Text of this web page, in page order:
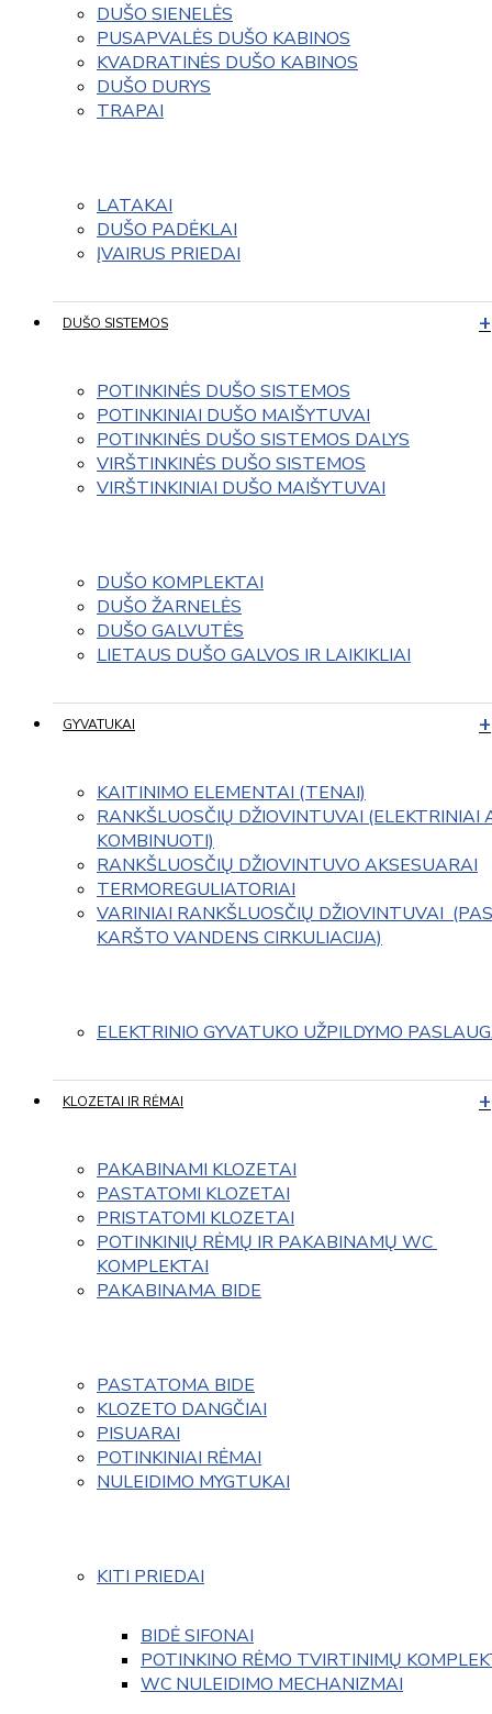
DUŠO SIENELĖS
PUSAPVALĖS DUŠO KABINOS
KVADRATINĖS DUŠO KABINOS
DUŠO DURYS
TRAPAI
LATAKAI
DUŠO PADĖKLAI
ĮVAIRUS PRIEDAI
DUŠO SISTEMOS
POTINKINĖS DUŠO SISTEMOS
POTINKINIAI DUŠO MAIŠYTUVAI
POTINKINĖS DUŠO SISTEMOS DALYS
VIRŠTINKINĖS DUŠO SISTEMOS
VIRŠTINKINIAI DUŠO MAIŠYTUVAI
DUŠO KOMPLEKTAI
DUŠO ŽARNELĖS
DUŠO GALVUTĖS
LIETAUS DUŠO GALVOS IR LAIKIKLIAI
GYVATUKAI
KAITINIMO ELEMENTAI (TENAI)
RANKŠLUOSČIŲ DŽIOVINTUVAI (ELEKTRINIAI
KOMBINUOTI)
RANKŠLUOSČIŲ DŽIOVINTUVO AKSESUARAI
TERMOREGULIATORIAI
VARINIAI RANKŠLUOSČIŲ DŽIOVINTUVAI
KARŠTO VANDENS CIRKULIACIJA)
ELEKTRINIO GYVATUKO UŽPILDYMO
KLOZETAI IR RĖMAI
PAKABINAMI KLOZETAI
PASTATOMI KLOZETAI
PRISTATOMI KLOZETAI
POTINKINIŲ RĖMŲ IR PAKABINAMŲ WC
KOMPLEKTAI
PAKABINAMA BIDE
PASTATOMA BIDE
KLOZETO DANGČIAI
PISUARAI
POTINKINIAI RĖMAI
NULEIDIMO MYGTUKAI
KITI PRIEDAI
BIDĖ SIFONAI
POTINKINO RĖMO TVIRTINIMŲ
WC NULEIDIMO MECHANIZMAI